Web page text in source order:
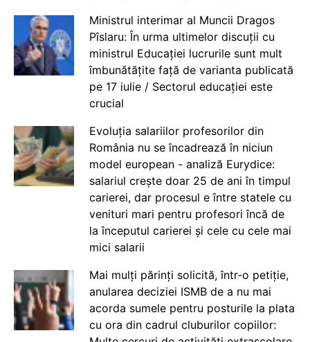
Ministrul interimar al Muncii Dragos
Pîslaru: În urma ultimelor discuții cu
ministrul Educației lucrurile sunt mult
îmbunătățite față de varianta publicată
pe 17 iulie / Sectorul educației este
crucial
Evoluția salariilor profesorilor din
România nu se încadrează în niciun
model european - analiză Eurydice:
salariul crește doar 25 de ani în timpul
carierei, dar procesul e între statele cu
venituri mari pentru profesori încă de
la începutul carierei și cele cu cele mai
mici salarii
Mai mulți părinți solicită, într-o petiție,
anularea deciziei ISMB de a nu mai
acorda sumele pentru posturile la plata
cu ora din cadrul cluburilor copiilor: